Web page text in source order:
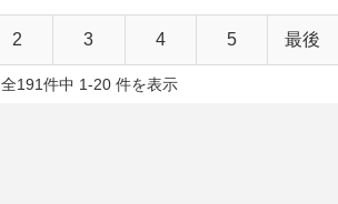
2 3 4 5 最後
全191件中 1-20 件を表示